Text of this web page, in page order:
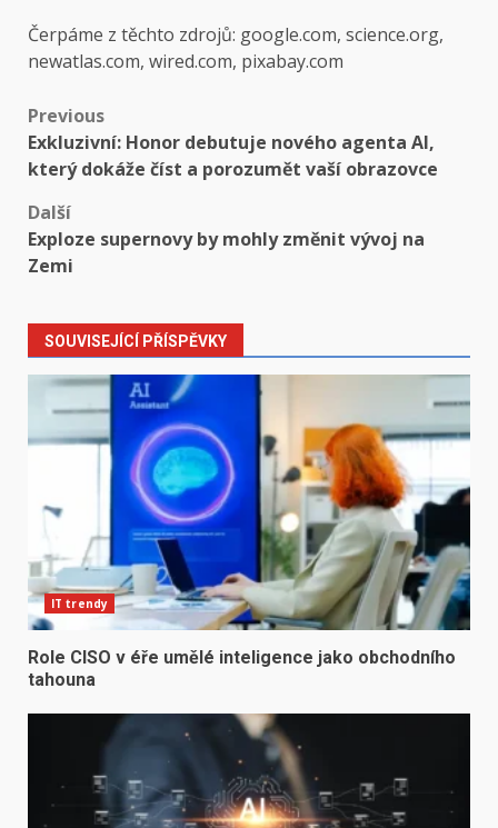
Čerpáme z těchto zdrojů: google.com, science.org,
newatlas.com, wired.com, pixabay.com
Post
navigation
Previous
Exkluzivní: Honor debutuje nového agenta AI,
který dokáže číst a porozumět vaší obrazovce
Další
Exploze supernovy by mohly změnit vývoj na
Zemi
SOUVISEJÍCÍ PŘÍSPĚVKY
IT trendy
Role CISO v éře umělé inteligence jako obchodního
tahouna